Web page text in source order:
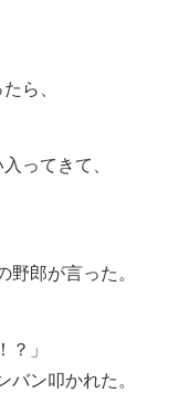
ら、
ってきて、
野郎が言った。
？」
バン叩かれた。